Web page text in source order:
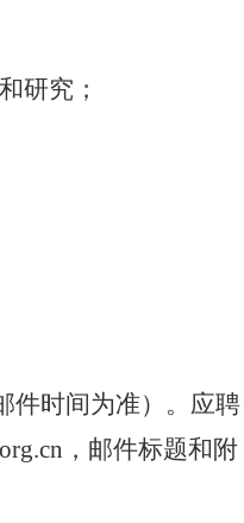
研究；
件时间为准）。应聘
，邮件标题和附